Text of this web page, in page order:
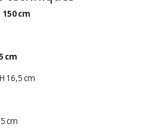
150 cm
cm
16,5 cm
cm